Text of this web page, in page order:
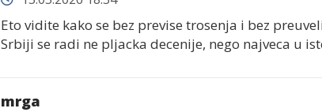
Eto vidite kako se bez previse trosenja i bez
Srbiji se radi ne pljacka decenije, nego najveca u
mrga